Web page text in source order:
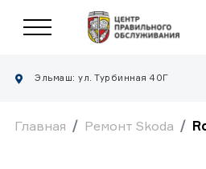
Эльмаш: ул. Турбинная 40Г
Главная Ремонт Skoda